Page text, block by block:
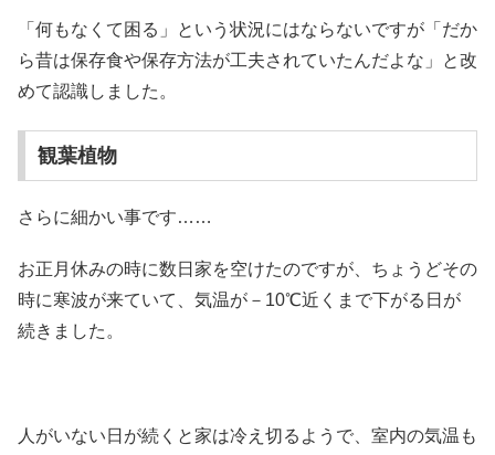
「何もなくて困る」という状況にはならないですが「だか
ら昔は保存食や保存方法が工夫されていたんだよな」と改
めて認識しました。
観葉植物
さらに細かい事です……
お正月休みの時に数日家を空けたのですが、ちょうどその
時に寒波が来ていて、気温が－10℃近くまで下がる日が
続きました。
人がいない日が続くと家は冷え切るようで、室内の気温も